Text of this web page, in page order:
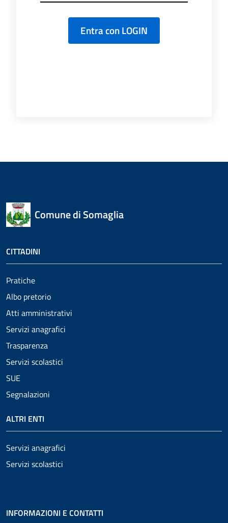
Comune di Somaglia
CITTADINI
Pratiche
Albo pretorio
Atti amministrativi
Servizi anagrafici
Trasparenza
Servizi scolastici
SUE
Segnalazioni
ALTRI ENTI
Servizi anagrafici
Servizi scolastici
INFORMAZIONI E CONTATTI